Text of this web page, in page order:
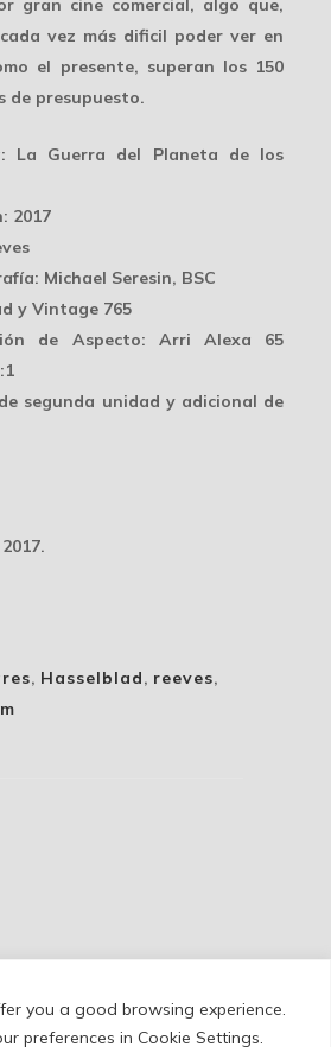
you a good browsing experience.
preferences in Cookie Settings.
gran cine comercial, algo que,
vez más dificil poder ver en
el presente, superan los 150
de presupuesto.
: La Guerra del Planeta de los
: 2017
: Michael Seresin, BSC
y Vintage 765
de Aspecto: Arri Alexa 65
segunda unidad y adicional de
, Hasselblad, reeves,
Privacy Policy /Legal Warning